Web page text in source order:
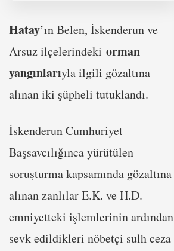
Hatay’ın Belen, İskenderun ve
Arsuz ilçelerindeki orman
yangınlarıyla ilgili gözaltına
alınan iki şüpheli tutuklandı.
İskenderun Cumhuriyet
Başsavcılığınca yürütülen
soruşturma kapsamında gözaltına
alınan zanlılar E.K. ve H.D.
emniyetteki işlemlerinin ardından
sevk edildikleri nöbetçi sulh ceza